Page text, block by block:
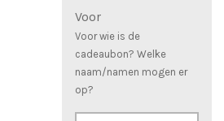
Voor
Voor wie is de
cadeaubon? Welke
naam/namen mogen er
op?